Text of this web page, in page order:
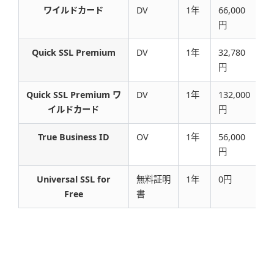
ワイルドカード DV 1年
66,000
円
Quick SSL Premium DV 1年
32,780
円
Quick SSL Premium ワ
イルドカード
DV 1年
132,000
円
True Business ID OV 1年
56,000
円
Universal SSL for
Free
無料証明
書
1年 0円